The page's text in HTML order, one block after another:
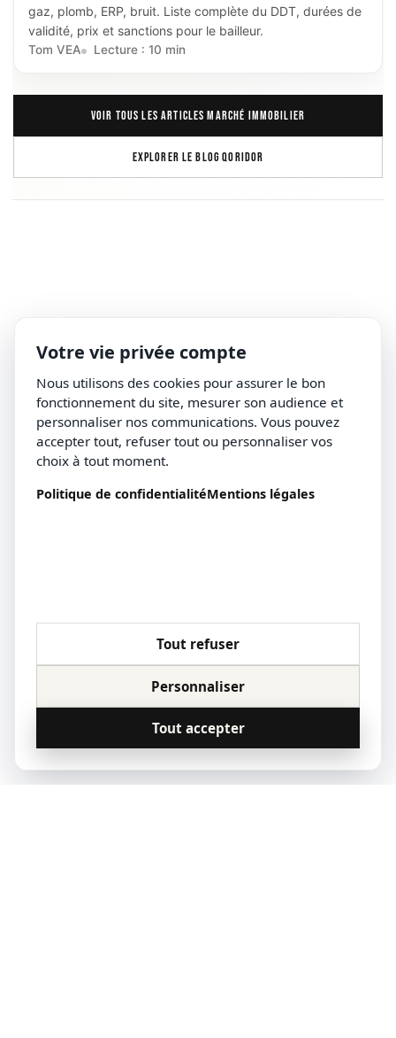
gaz, plomb, ERP, bruit. Liste complète du DDT, durées de
validité, prix et sanctions pour le bailleur.
Tom VEA Lecture : 10 min
VOIR TOUS LES ARTICLES MARCHÉ IMMOBILIER
EXPLORER LE BLOG QORIDOR
Votre vie privée compte
Nous utilisons des cookies pour assurer le bon
fonctionnement du site, mesurer son audience et
personnaliser nos communications. Vous pouvez
accepter tout, refuser tout ou personnaliser vos
choix à tout moment.
Politique de confidentialitéMentions légales
Tout refuser
Personnaliser
Tout accepter